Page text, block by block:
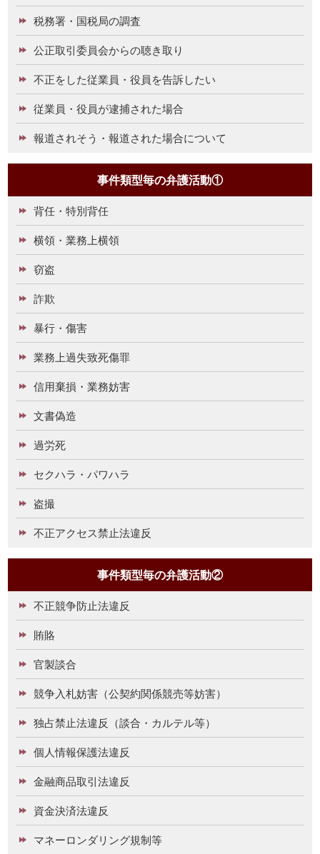
税務署・国税局の調査
公正取引委員会からの聴き取り
不正をした従業員・役員を告訴したい
従業員・役員が逮捕された場合
報道されそう・報道された場合について
事件類型毎の弁護活動①
背任・特別背任
横領・業務上横領
窃盗
詐欺
暴行・傷害
業務上過失致死傷罪
信用棄損・業務妨害
文書偽造
過労死
セクハラ・パワハラ
盗撮
不正アクセス禁止法違反
事件類型毎の弁護活動②
不正競争防止法違反
賄賂
官製談合
競争入札妨害（公契約関係競売等妨害）
独占禁止法違反（談合・カルテル等）
個人情報保護法違反
金融商品取引法違反
資金決済法違反
マネーロンダリング規制等